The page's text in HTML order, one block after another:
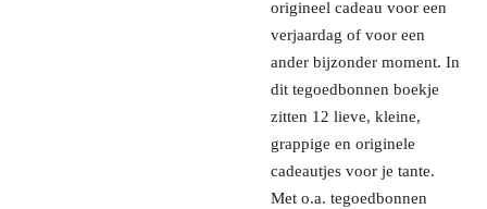
origineel cadeau voor een
verjaardag of voor een
ander bijzonder moment. In
dit tegoedbonnen boekje
zitten 12 lieve, kleine,
grappige en originele
cadeautjes voor je tante.
Met o.a. tegoedbonnen